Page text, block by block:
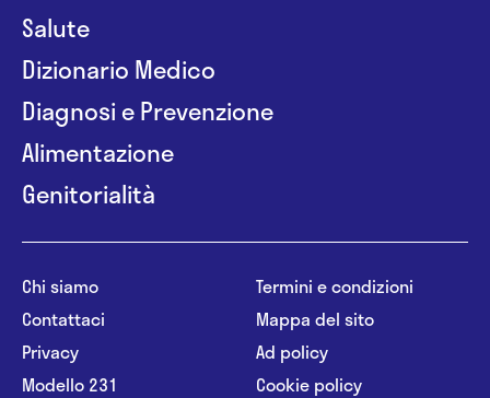
Salute
Dizionario Medico
Diagnosi e Prevenzione
Alimentazione
Genitorialità
Chi siamo
Contattaci
Privacy
Modello 231
Termini e condizioni
Mappa del sito
Ad policy
Cookie policy